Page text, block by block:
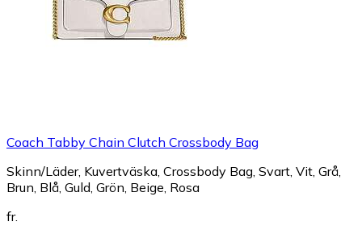
Coach Tabby Chain Clutch Crossbody Bag
Skinn/Läder, Kuvertväska, Crossbody Bag, Svart, Vit, Grå,
Brun, Blå, Guld, Grön, Beige, Rosa
fr.